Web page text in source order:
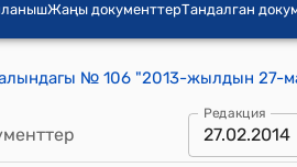
Жаңы документтерТандалган
Редакция
27.02.2014